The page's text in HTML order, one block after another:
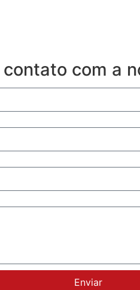
com a
Enviar